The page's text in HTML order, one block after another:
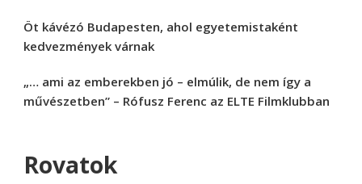
Öt kávézó Budapesten, ahol egyetemistaként
kedvezmények várnak
„… ami az emberekben jó – elmúlik, de nem így a
művészetben” – Rófusz Ferenc az ELTE Filmklubban
Rovatok